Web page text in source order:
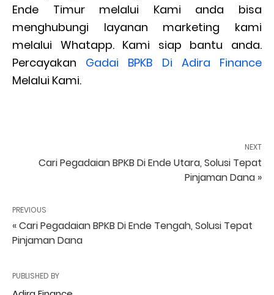
Ende Timur melalui Kami anda bisa
menghubungi layanan marketing kami
melalui Whatapp. Kami siap bantu anda.
Percayakan Gadai BPKB Di Adira Finance
Melalui Kami.
NEXT
Cari Pegadaian BPKB Di Ende Utara, Solusi Tepat
Pinjaman Dana »
PREVIOUS
« Cari Pegadaian BPKB Di Ende Tengah, Solusi Tepat
Pinjaman Dana
PUBLISHED BY